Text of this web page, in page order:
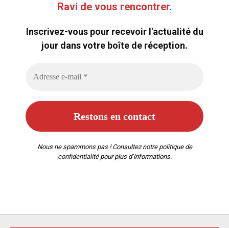
Ravi de vous rencontrer.
Inscrivez-vous pour recevoir l'actualité du
jour dans votre boîte de réception.
Nous ne spammons pas ! Consultez notre politique de
confidentialitépour plus d’informations.